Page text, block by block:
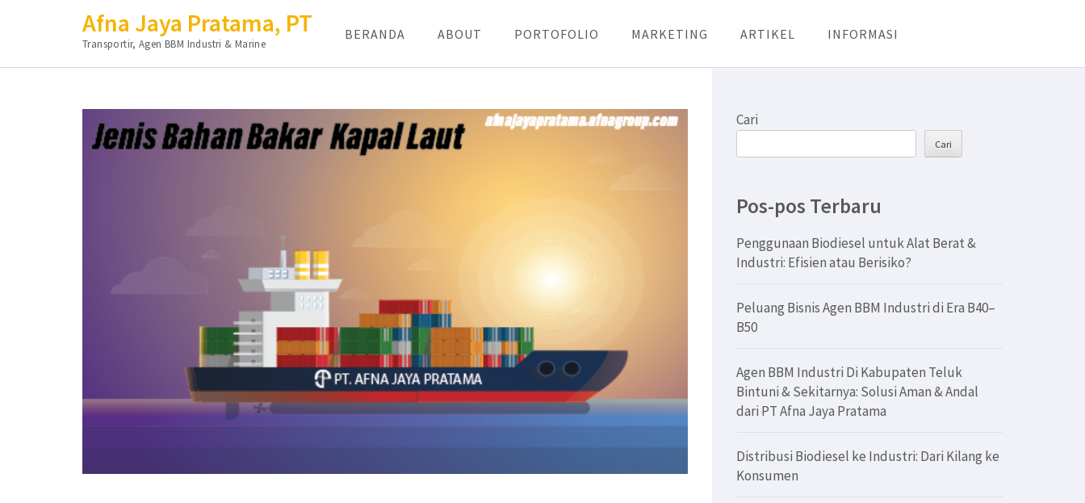
Afna Jaya Pratama, PT
Transportir, Agen BBM Industri & Marine
BERANDA ABOUT PORTOFOLIO MARKETING ARTIKEL INFORMASI
Cari
Cari
Pos-pos Terbaru
Penggunaan Biodiesel untuk Alat Berat &
Industri: Efisien atau Berisiko?
Peluang Bisnis Agen BBM Industri di Era B40–
B50
Agen BBM Industri Di Kabupaten Teluk
Bintuni & Sekitarnya: Solusi Aman & Andal
dari PT Afna Jaya Pratama
Distribusi Biodiesel ke Industri: Dari Kilang ke
Konsumen